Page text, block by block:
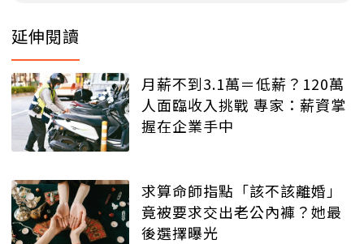
延伸閱讀
月薪不到3.1萬＝低薪？120萬
人面臨收入挑戰 專家：薪資掌
握在企業手中
求算命師指點「該不該離婚」
竟被要求交出老公內褲？她最
後選擇曝光